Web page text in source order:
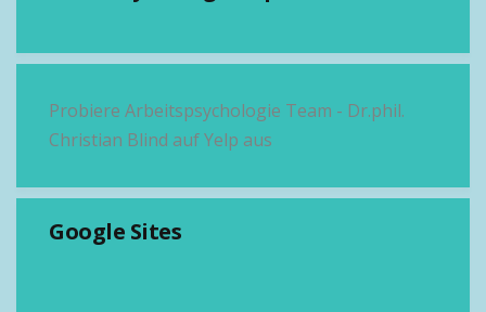
Probiere Arbeitspsychologie Team - Dr.phil.
Christian Blind auf Yelp aus
Google Sites